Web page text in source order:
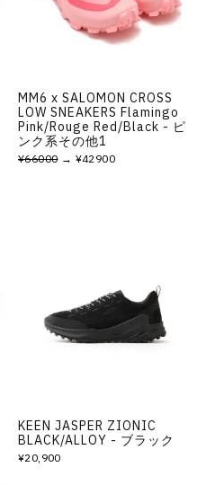
MM6 x SALOMON CROSS
LOW SNEAKERS Flamingo
Pink/Rouge Red/Black - ピ
ンク系その他1
¥66000→ ¥42900
KEEN JASPER ZIONIC
BLACK/ALLOY - ブラック
¥20,900